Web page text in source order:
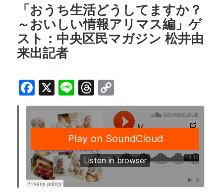
「おうち生活どうしてますか？
～おいしい情報アリマス編」ゲ
スト：中央区民マガジン 松井由
来出記者
F
a
c
e
b
o
o
X Li
n
e
T
h
e
a
d
s
o
p
y
Li
n
k